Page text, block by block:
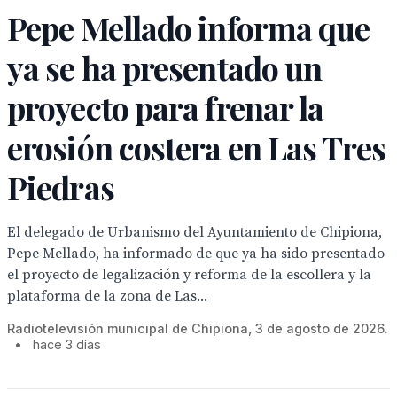
Pepe Mellado informa que
ya se ha presentado un
proyecto para frenar la
erosión costera en Las Tres
Piedras
El delegado de Urbanismo del Ayuntamiento de Chipiona,
Pepe Mellado, ha informado de que ya ha sido presentado
el proyecto de legalización y reforma de la escollera y la
plataforma de la zona de Las...
Radiotelevisión municipal de Chipiona, 3 de agosto de 2026.
•
hace 3 días